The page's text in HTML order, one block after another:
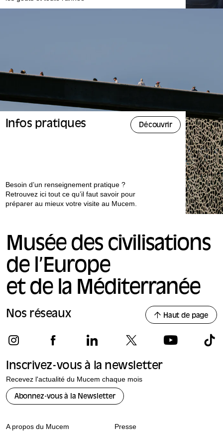
Infos pratiques Découvrir
Besoin d’un renseignement pratique ?
Retrouvez ici tout ce qu’il faut savoir pour
préparer au mieux votre visite au Mucem.
Musée des civilisations
de l’Europe
et de la Méditerranée
Nos réseaux Haut de page
Inscrivez-vous à la newsletter
Recevez l'actualité du Mucem chaque mois
Abonnez-vous à la Newsletter
A propos du Mucem Presse